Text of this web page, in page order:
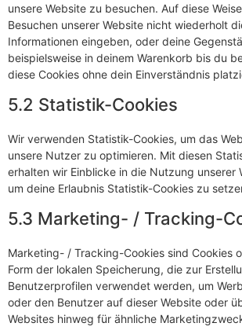
unsere Website zu besuchen. Auf diese
Besuchen unserer Website nicht wiederholt
Informationen eingeben, oder deine
beispielsweise in deinem Warenkorb bis du
diese Cookies ohne dein Einverständnis
5.2 Statistik-Cookies
Wir verwenden Statistik-Cookies, um das
unsere Nutzer zu optimieren. Mit diesen
erhalten wir Einblicke in die Nutzung unserer
um deine Erlaubnis Statistik-Cookies zu
5.3 Marketing- / Tracking-
Marketing- / Tracking-Cookies sind Cookies
Form der lokalen Speicherung, die zur
Benutzerprofilen verwendet werden, um
oder den Benutzer auf dieser Website oder
Websites hinweg für ähnliche